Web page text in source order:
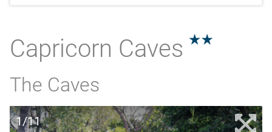
Capricorn Caves 2.0
The Caves
1/11